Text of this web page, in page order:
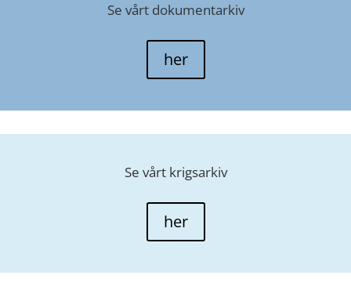
Se vårt dokumentarkiv
her
Se vårt krigsarkiv
her